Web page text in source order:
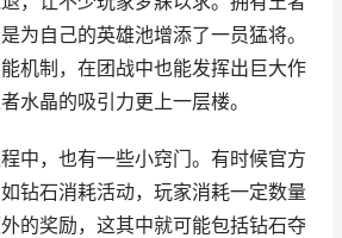
为自己的英雄池增添了一员猛将。
机制，在团战中也能发挥出巨大作
水晶的吸引力更上一层楼。
中，也有一些小窍门。有时候官方
钻石消耗活动，玩家消耗一定数量
的奖励，这其中就可能包括钻石夺